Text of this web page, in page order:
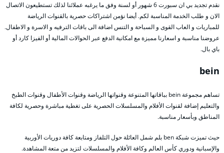
نقدم تجديد بي ان سبورت 6 شهور أو لسنة وفق ما يرغبه عملائنا لذلك تستطيعون الاتصال
الان و طلب الخدمة المناسبة لكم. أيضا نؤمن اشتراكات حصرية بالقنوات الرياضة
للمباريات و العاب القوى و السباحة و التنس اضافة الى باقات الترفيه و الاسرة و الاطفال.
عروضنا مناسبة و اسعارنا مميزة مع امكانية الدفع عبر الحوالات المالية أو الفيزا كارد أو
باي بال.
bein
تساهم مجموعة bein بباقاتها المتنوعة وقنواتها الرياضة وقنوات الأطفال وقنوات الطبخ
والتعليم إضافة لقنوات الأفلام والمسلسلات الحصرية على تغطية مباشرة وحصرية لكافة
المناطق وبأسعار مناسبة.
حيث تميزت شبكة ben بلم شمل العائلة حول التلفاز ومتابعة كافة دوريات الأوربية
والإسبانية ودوري كأس العالم وكافة الأفلام والمسلسلات لتزيد من متعة المشاهدة.